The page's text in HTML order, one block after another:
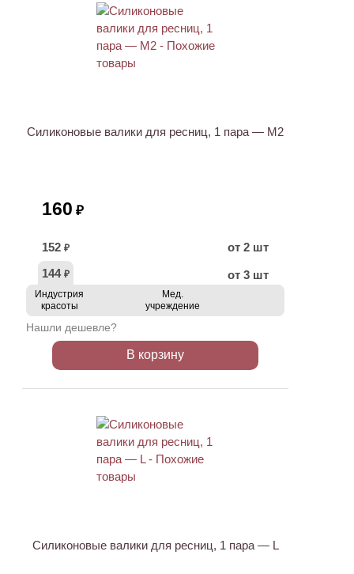
Силиконовые валики для ресниц, 1 пара — M2
160 ₽
152 ₽
от 2 шт
144 ₽ от 3 шт
Индустрия
красоты
Мед.
учреждение
Нашли дешевле?
В корзину
Силиконовые валики для ресниц, 1 пара — L